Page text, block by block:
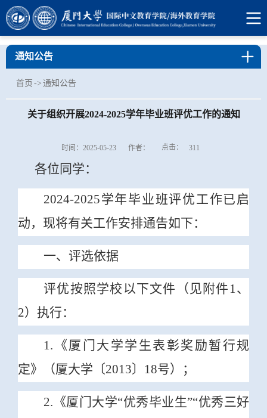
通知公告
首页 -> 通知公告
关于组织开展2024-2025学年毕业班评优工作的通知
时间：2025-05-23 作者： 点击： 311
各位同学：
2024-2025学年毕业班评优工作已启
动，现将有关工作安排通告如下：
一、评选依据
评优按照学校以下文件（见附件1、
2）执行：
1.《厦门大学学生表彰奖励暂行规
定》（厦大学〔2013〕18号）；
2.《厦门大学“优秀毕业生”“优秀三好